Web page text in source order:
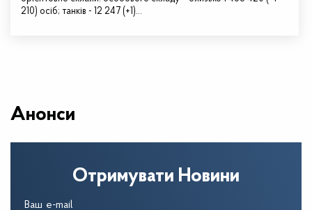
210) осіб; танків - 12 247 (+1)…
Анонси
Отримувати Новини
Ваш e-mail